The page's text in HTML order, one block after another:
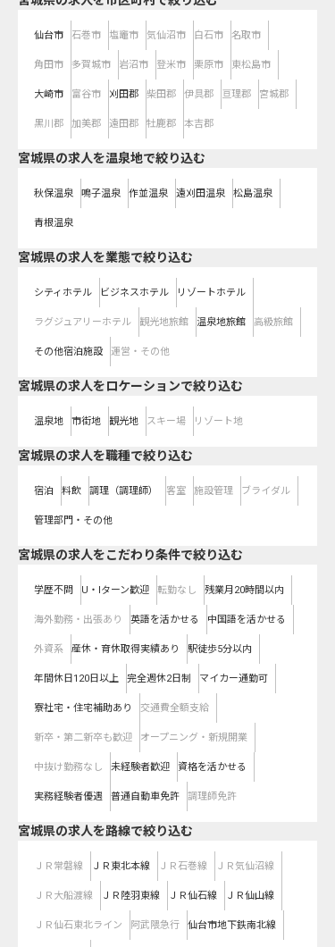
仙台市 石巻市 塩竈市 気仙沼市 白石市 名取市
角田市 多賀城市 岩沼市 登米市 栗原市 東松島市
大崎市 富谷市 刈田郡 柴田郡 伊具郡 亘理郡 宮城郡
黒川郡 加美郡 遠田郡 牡鹿郡 本吉郡
宮城県の求人を温泉地で絞り込む
秋保温泉 鳴子温泉 作並温泉 遠刈田温泉 松島温泉
青根温泉
宮城県の求人を業態で絞り込む
シティホテル ビジネスホテル リゾートホテル
ラグジュアリーホテル 観光地旅館 温泉地旅館 高級旅館
その他宿泊施設 運営・その他
宮城県の求人をロケーションで絞り込む
温泉地 市街地 観光地 スキー場 リゾート地
宮城県の求人を職種で絞り込む
宿泊 料飲 調理（調理師） 客室 施設管理 ブライダル
管理部門・その他
宮城県の求人をこだわり条件で絞り込む
学歴不問 U・Iターン歓迎 転勤なし 残業月20時間以内
海外勤務・出張あり 英語を活かせる 中国語を活かせる
外資系 産休・育休取得実績あり 駅徒歩5分以内
年間休日120日以上 完全週休2日制 マイカー通勤可
寮社宅・住宅補助あり 交通費全額支給
新卒・第二新卒も歓迎 オープニング・新規開業
中抜け勤務なし 未経験者歓迎 資格を活かせる
実務経験者優遇 普通自動車免許 調理師免許
宮城県の求人を路線で絞り込む
ＪＲ常磐線 ＪＲ東北本線 ＪＲ石巻線 ＪＲ気仙沼線
ＪＲ大船渡線 ＪＲ陸羽東線 ＪＲ仙石線 ＪＲ仙山線
ＪＲ仙石東北ライン 阿武隈急行 仙台市地下鉄南北線